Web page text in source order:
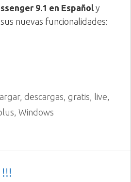
9.1 en Españoly
nuevas funcionalidades:
, descargas, gratis, live,
, Windows